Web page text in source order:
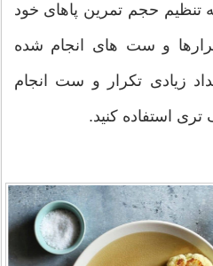
تنظیم حجم تمرین پاهای خود
و ست های انجام شده
زیادی تکرار و ست انجام
تری استفاده کنید.